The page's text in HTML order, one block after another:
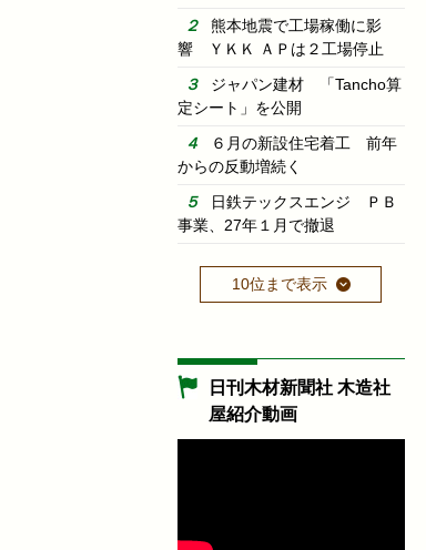
熊本地震で工場稼働に影
響 ＹＫＫ ＡＰは２工場停止
ジャパン建材 「Tancho算
定シート」を公開
６月の新設住宅着工 前年
からの反動増続く
日鉄テックスエンジ ＰＢ
事業、27年１月で撤退
10位まで表示
日刊木材新聞社 木造社
屋紹介動画